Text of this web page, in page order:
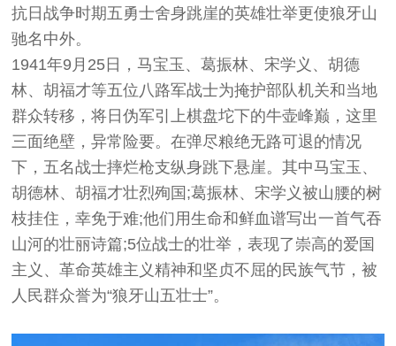
抗日战争时期五勇士舍身跳崖的英雄壮举更使狼牙山
驰名中外。
1941年9月25日，马宝玉、葛振林、宋学义、胡德
林、胡福才等五位八路军战士为掩护部队机关和当地
群众转移，将日伪军引上棋盘坨下的牛壶峰巅，这里
三面绝壁，异常险要。在弹尽粮绝无路可退的情况
下，五名战士摔烂枪支纵身跳下悬崖。其中马宝玉、
胡德林、胡福才壮烈殉国;葛振林、宋学义被山腰的树
枝挂住，幸免于难;他们用生命和鲜血谱写出一首气吞
山河的壮丽诗篇;5位战士的壮举，表现了崇高的爱国
主义、革命英雄主义精神和坚贞不屈的民族气节，被
人民群众誉为“狼牙山五壮士”。